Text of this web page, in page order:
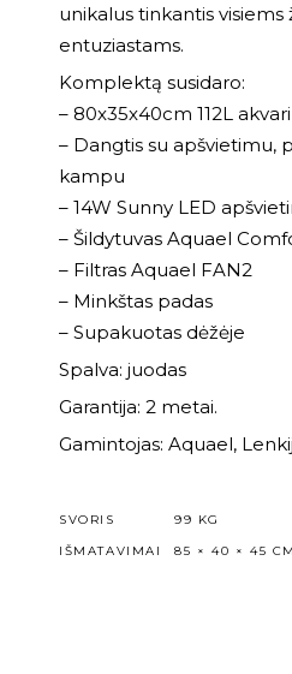
unikalus tinkantis visiems
entuziastams.
Komplektą susidaro:
– 80x35x40cm 112L
– Dangtis su apšvietimu,
kampu
– 14W Sunny LED
– Šildytuvas Aquael
– Filtras Aquael FAN2
– Minkštas padas
– Supakuotas dėžėje
Spalva: juodas
Garantija: 2 metai.
Gamintojas: Aquael,
SVORIS
99 KG
IŠMATAVIMAI
85 × 40 × 45 CM